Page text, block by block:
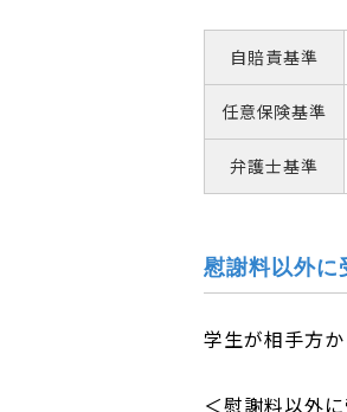
自賠責基準
任意保険基準
弁護士基準
慰謝料以外に
学生が相手方
＜慰謝料以外